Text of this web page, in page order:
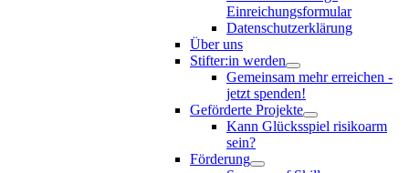
Einreichungsformular
Datenschutzerklärung
Über uns
Stifter:in werden
Gemeinsam mehr erreichen -
jetzt spenden!
Geförderte Projekte
Kann Glücksspiel risikoarm
sein?
Förderung